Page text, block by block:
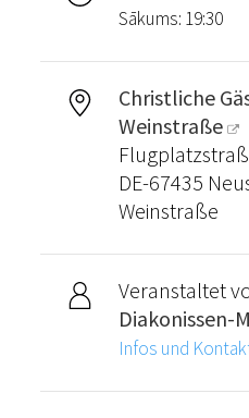
Sākums: 19:30
Christliche
Weinstraße
DE-67435
Weinstraße
Veranstaltet
Diakonissen-
Infos und